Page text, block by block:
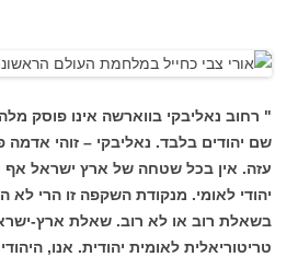
" רחוב נאליבקי בווארשה אינו פוסק
שם יהודים בלבד. נאליבקי – זוהי אדמה
עזה. אין בכל שטחה של ארץ ישראל אף
יהודי לאומי. מנקודת השקפה זו הרי לא
בשאלת רוב או לא רוב. שאלת ארץ-
טריטוריאלית לאומית יהודית. אנו,